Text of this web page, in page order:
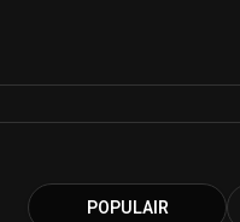
POPULAIR